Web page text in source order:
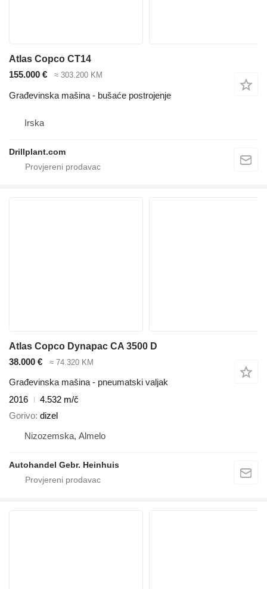
Atlas Copco CT14
155.000 €
≈ 303.200 KM
Građevinska mašina - bušaće postrojenje
Irska
Drillplant.com
Atlas Copco Dynapac CA 3500 D
38.000 €
≈ 74.320 KM
Građevinska mašina - pneumatski valjak
2016
4.532 m/č
Gorivo dizel
Nizozemska, Almelo
Autohandel Gebr. Heinhuis